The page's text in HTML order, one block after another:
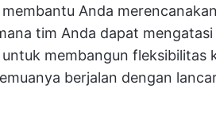
membantu Anda
tim Anda dapat
untuk membangun fleksibilitas
berjalan dengan